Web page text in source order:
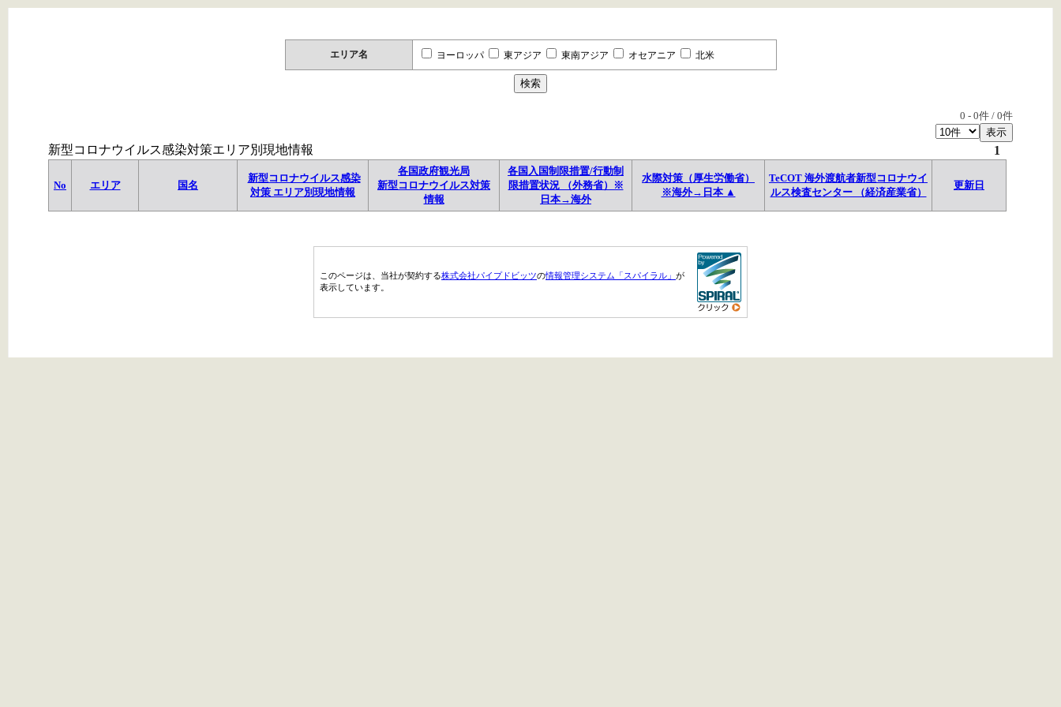
エリア名 ヨーロッパ 東アジア 東南アジア オセアニア 北米
0 - 0件 / 0件
新型コロナウイルス感染対策エリア別現地情報 1
No エリア 国名
新型コロナウイルス感染
対策 エリア別現地情報
各国政府観光局
新型コロナウイルス対策
情報
各国入国制限措置/行動制
限措置状況 （外務省）※
日本→海外
水際対策（厚生労働省）
※海外→日本 ▲
TeCOT 海外渡航者新型コロナウイ
ルス検査センター （経済産業省）
更新日
このページは、当社が契約する株式会社パイプドビッツの情報管理システム「スパイラル」 が
表示しています。